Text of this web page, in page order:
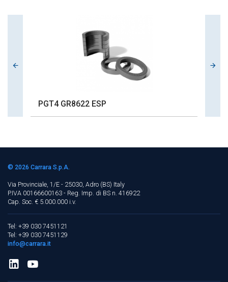
PGT4 GR8622 ESP
© 2026 Carrara S.p.A.
Via Provinciale, 1/E - 25030, Adro (BS) Italy
P.IVA 00166600163 - Reg. Imp. di BS n. 416922
Cap. Soc. € 5.000.000 i.v.
Tel: +39 030 7451121
Tel: +39 030 7451129
info@carrara.it